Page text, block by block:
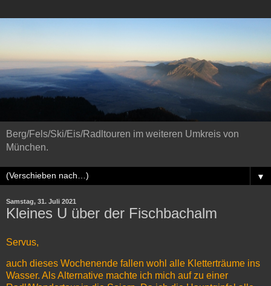
Berg/Fels/Ski/Eis/Radltouren im weiteren Umkreis von
München.
▼
Samstag, 31. Juli 2021
Kleines U über der Fischbachalm
Servus,
auch dieses Wochenende fallen wohl alle Kletterträume ins
Wasser. Als Alternative machte ich mich auf zu einer